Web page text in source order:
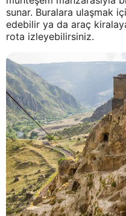
sunar. Buralara ulaşmak
edebilir ya da araç
rota izleyebilirsiniz.